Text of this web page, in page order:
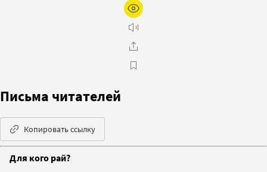
Письма читателей
Копировать ссылку
Для кого рай?